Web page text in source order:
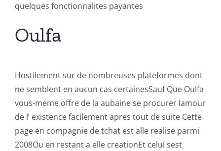
quelques fonctionnalites payantes
Oulfa
Hostilement sur de nombreuses plateformes dont
ne semblent en aucun cas certainesSauf Que Oulfa
vous-meme offre de la aubaine se procurer lamour
de l’ existence facilement apres tout de suite Cette
page en compagnie de tchat est alle realise parmi
2008Ou en restant a elle creationEt celui sest